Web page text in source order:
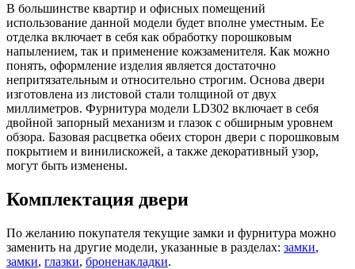
В большинстве квартир и офисных помещений
использование данной модели будет вполне уместным. Ее
отделка включает в себя как обработку порошковым
напылением, так и применение кожзаменителя. Как можно
понять, оформление изделия является достаточно
непритязательным и относительно строгим. Основа двери
изготовлена из листовой стали толщиной от двух
миллиметров. Фурнитура модели LD302 включает в себя
двойной запорный механизм и глазок с обширным уровнем
обзора. Базовая расцветка обеих сторон двери с порошковым
покрытием и винилискожей, а также декоративный узор,
могут быть изменены.
Комплектация двери
По желанию покупателя текущие замки и фурнитура можно
заменить на другие модели, указанные в разделах: замки,
замки, глазки, броненакладки.